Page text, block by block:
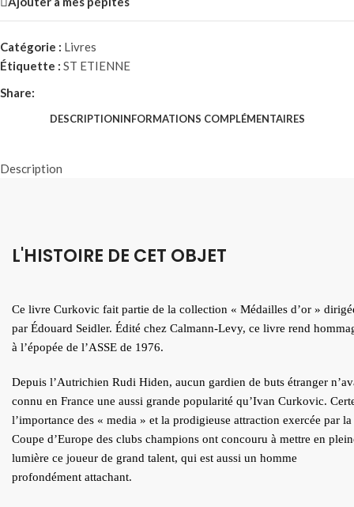
Catégorie : Livres
Étiquette : ST ETIENNE
Share:
DESCRIPTIONINFORMATIONS COMPLÉMENTAIRES
Description
L'HISTOIRE DE CET OBJET
Ce livre Curkovic fait partie de la collection « Médailles d’or »
par Édouard Seidler. Édité chez Calmann-Levy, ce livre rend
à l’épopée de l’ASSE de 1976.
Depuis l’Autrichien Rudi Hiden, aucun gardien de buts étranger
connu en France une aussi grande popularité qu’Ivan Curkovic.
l’importance des « media » et la prodigieuse attraction exercée par la
Coupe d’Europe des clubs champions ont concouru à mettre en
lumière ce joueur de grand talent, qui est aussi un homme
profondément attachant.